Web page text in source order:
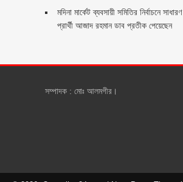
মদিনা মার্কেট ব্যবসায়ী সমিতির নির্বাচনে
প্রার্থী আজাদ রহমান ডাব প্রতীক পেয়েছেন ‎
সম্পাদক : মোঃ আলমগীর।